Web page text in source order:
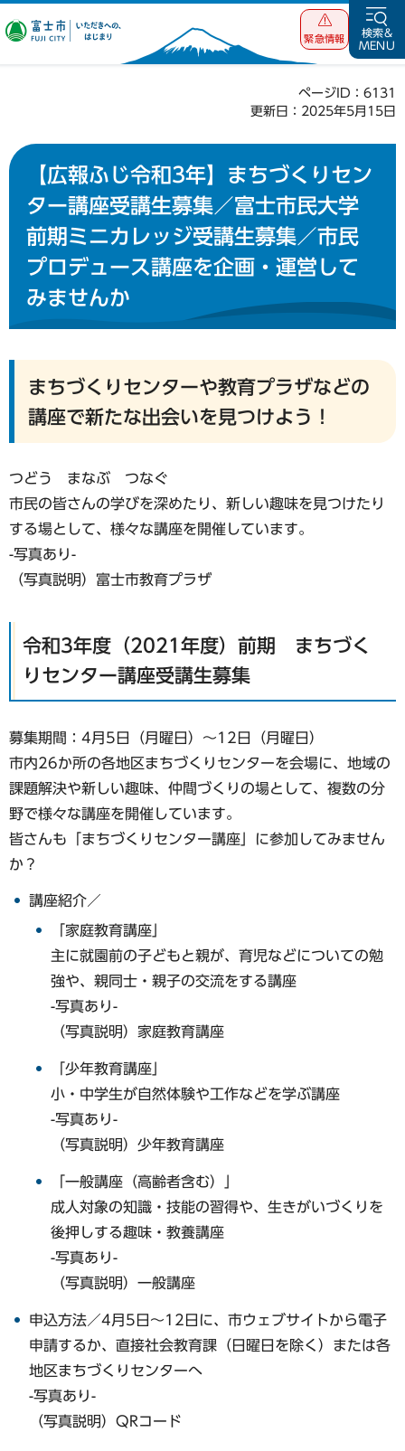
富士市 いただ
緊急情報
検索&
MENU
ページID：6131
更新日：2025年5月15日
【広報ふじ令和3年】まちづくりセン
ター講座受講生募集／富士市民大学
前期ミニカレッジ受講生募集／市民
プロデュース講座を企画・運営して
みませんか
まちづくりセンターや教育プラザなどの
講座で新たな出会いを見つけよう！
つどう まなぶ つなぐ
市民の皆さんの学びを深めたり、新しい趣味を見つけたり
する場として、様々な講座を開催しています。
-写真あり-
（写真説明）富士市教育プラザ
令和3年度（2021年度）前期 まちづく
りセンター講座受講生募集
募集期間：4月5日（月曜日）～12日（月曜日）
市内26か所の各地区まちづくりセンターを会場に、地域の
課題解決や新しい趣味、仲間づくりの場として、複数の分
野で様々な講座を開催しています。
皆さんも「まちづくりセンター講座」に参加してみません
か？
講座紹介／
「家庭教育講座」
主に就園前の子どもと親が、育児などについての勉
強や、親同士・親子の交流をする講座
-写真あり-
（写真説明）家庭教育講座
「少年教育講座」
小・中学生が自然体験や工作などを学ぶ講座
-写真あり-
（写真説明）少年教育講座
「一般講座（高齢者含む）」
成人対象の知識・技能の習得や、生きがいづくりを
後押しする趣味・教養講座
-写真あり-
（写真説明）一般講座
申込方法／4月5日～12日に、市ウェブサイトから電子
申請するか、直接社会教育課（日曜日を除く）または各
地区まちづくりセンターへ
-写真あり-
（写真説明）QRコード